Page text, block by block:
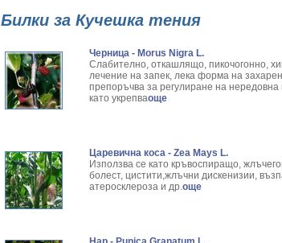
Билки за Кучешка тения
Черница - Morus Nigra L.
Слабително, откашлящо, пикочогонно,
лечение на запек, лека форма на
препоръчва за регулиране на
като укрепваоще
Царевична коса - Zea Mays L.
Използва се като кръвоспиращо,
болест, цистити,жлъчни дискенизии,
атеросклероза и др.още